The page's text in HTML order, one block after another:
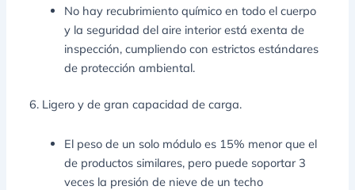
No hay recubrimiento químico en todo el cuerpo
y la seguridad del aire interior está exenta de
inspección, cumpliendo con estrictos estándares
de protección ambiental.
6. Ligero y de gran capacidad de carga.
El peso de un solo módulo es 15% menor que el
de productos similares, pero puede soportar 3
veces la presión de nieve de un techo